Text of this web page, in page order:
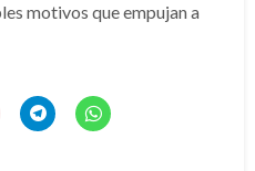
motivos que empujan a